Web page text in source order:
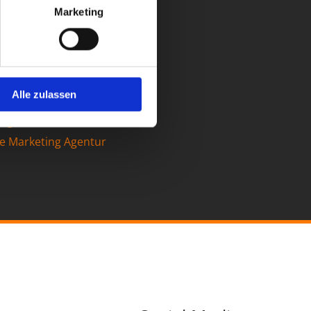
Marketing
Alle zulassen
Marketing Agentur